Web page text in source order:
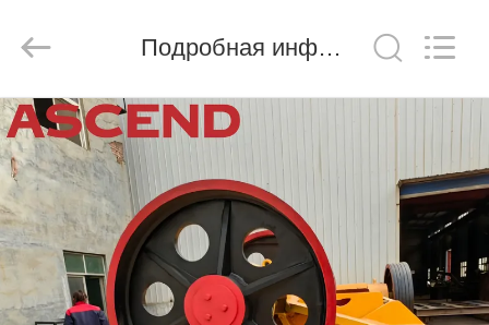
ДОМ
ПРОДУКТЫ
О
НАС
Co.,
Reserved.
Подробная информация о продукте